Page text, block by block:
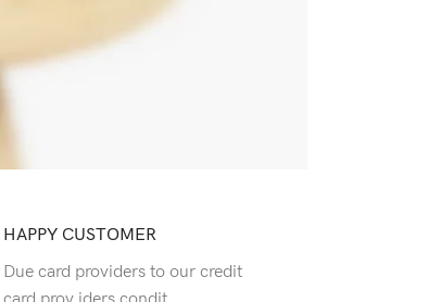
HAPPY CUSTOMER
Due card providers to our credit